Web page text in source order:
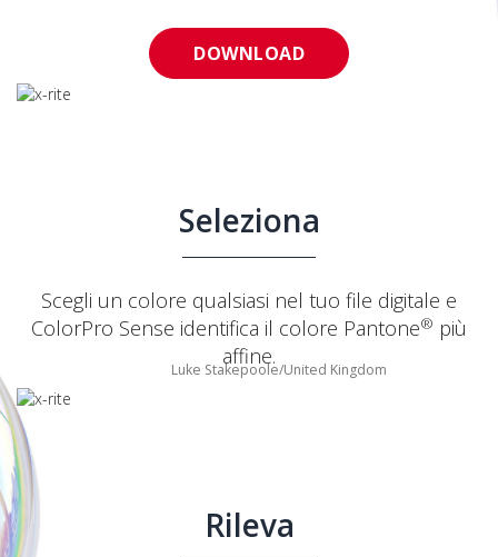
DOWNLOAD
Seleziona
Scegli un colore qualsiasi nel tuo file digitale e
ColorPro Sense identifica il colore Pantone® più
affine.
Luke Stakepoole/United Kingdom
Rileva